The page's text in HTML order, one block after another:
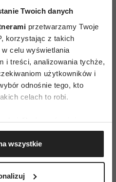
Twoich danych
przetwarzamy Twoje
korzystając z takich
celu wyświetlania
i treści, analizowania tychże,
użytkowników i
odnośnie tego, kto
celach to robi.
chcielibyśmy również:
Twojej lokalizacji
nawet do kilku metrów
urządzenie, aktywnie
wszystkie